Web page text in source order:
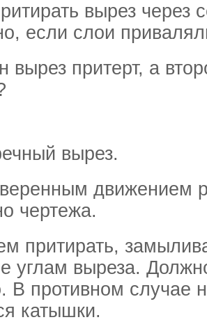
вырез через
если слои
вырез притерт, а
вырез.
движением
чертежа.
притирать,
углам выреза.
В противном случае
катышки.